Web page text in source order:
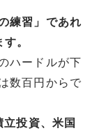
練習」であれ
。
ハードルが下
数百円からで
投資、米国